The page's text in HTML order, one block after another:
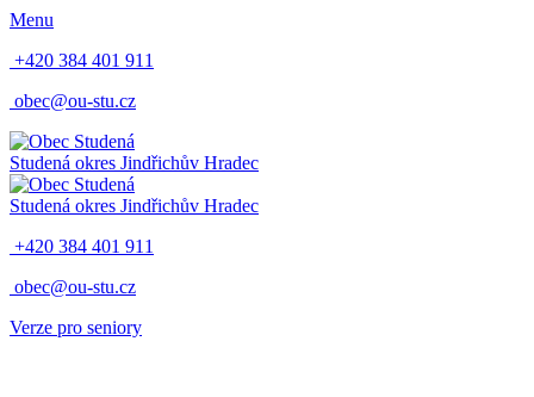
Menu
+420 384 401 911
obec@ou-stu.cz
Studená okres Jindřichův Hradec
Studená okres Jindřichův Hradec
+420 384 401 911
obec@ou-stu.cz
Verze pro seniory